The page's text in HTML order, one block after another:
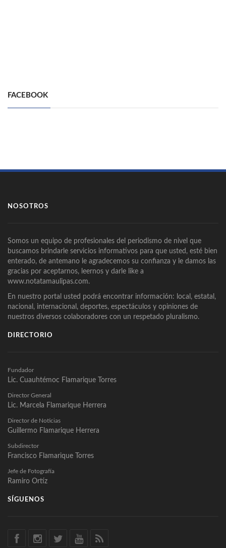
FACEBOOK
NOSOTROS
Somos un equipo de profesionales del periodismo de nivel que
buscamos brindarle servicios informativos para que usted, esté bien
enterado, de antemano le agradecemos su confianza y le damos las
gracias por aceptarnos, leernos y darle like a
www.notatamaulipas.com.
En nuestro portal usted podrá encontrar información: local, estatal,
nacional, internacional, deportes, espectáculos y opiniones de
nuestros diversos colaboradores con un respetado pluralismo.
DIRECTORIO
Fundador
Lic. Cuauhtémoc Flamarique Torres
Director General
Lic. Marcela Flamarique Herrera
Director de Noticias
Guillermo Flamarique Herrera
Subdirector
Francisco Flamarique Torres
Jefe de Fotografía
Ramiro Ortíz
SÍGUENOS